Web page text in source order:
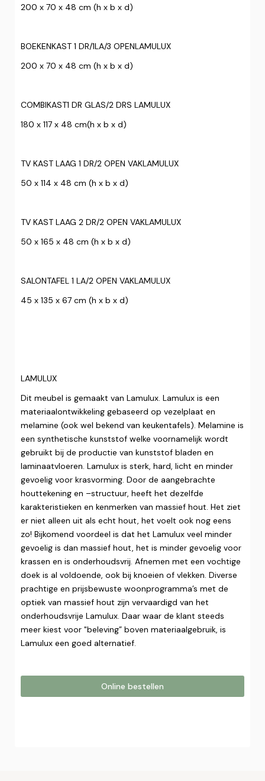
200 x 70 x 48 cm (h x b x d)
BOEKENKAST 1 DR/1LA/3 OPENLAMULUX
200 x 70 x 48 cm (h x b x d)
COMBIKAST1 DR GLAS/2 DRS LAMULUX
180 x 117 x 48 cm(h x b x d)
TV KAST LAAG 1 DR/2 OPEN VAKLAMULUX
50 x 114 x 48 cm (h x b x d)
TV KAST LAAG 2 DR/2 OPEN VAKLAMULUX
50 x 165 x 48 cm (h x b x d)
SALONTAFEL 1 LA/2 OPEN VAKLAMULUX
45 x 135 x 67 cm (h x b x d)
LAMULUX
Dit meubel is gemaakt van Lamulux. Lamulux is een
materiaalontwikkeling gebaseerd op vezelplaat en
melamine (ook wel bekend van keukentafels). Melamine is
een synthetische kunststof welke voornamelijk wordt
gebruikt bij de productie van kunststof bladen en
laminaatvloeren. Lamulux is sterk, hard, licht en minder
gevoelig voor krasvorming. Door de aangebrachte
houttekening en –structuur, heeft het dezelfde
karakteristieken en kenmerken van massief hout. Het ziet
er niet alleen uit als echt hout, het voelt ook nog eens
zo! Bijkomend voordeel is dat het Lamulux veel minder
gevoelig is dan massief hout, het is minder gevoelig voor
krassen en is onderhoudsvrij. Afnemen met een vochtige
doek is al voldoende, ook bij knoeien of vlekken. Diverse
prachtige en prijsbewuste woonprogramma’s met de
optiek van massief hout zijn vervaardigd van het
onderhoudsvrije Lamulux. Daar waar de klant steeds
meer kiest voor "beleving” boven materiaalgebruik, is
Lamulux een goed alternatief.‍
Online bestellen